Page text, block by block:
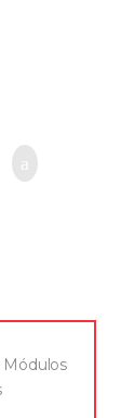
Módulos